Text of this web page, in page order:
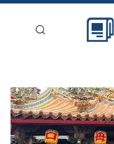
新聞稿分類
登入